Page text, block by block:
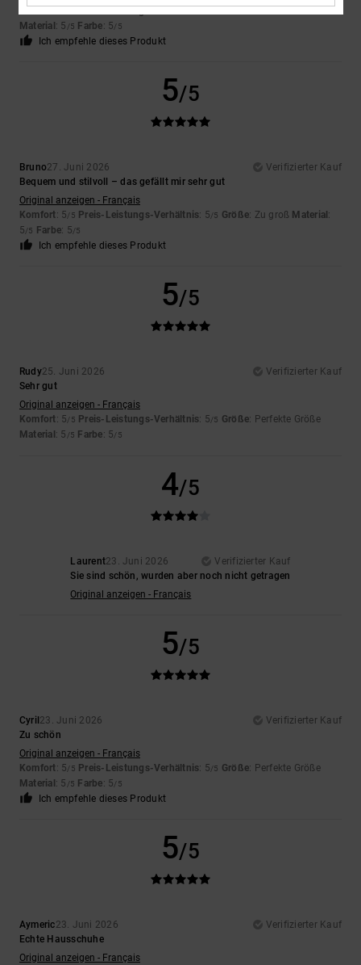
Material : 5 /5 Farbe: 5/5
Ich empfehle dieses Produkt
5/5
Bruno27. Juni 2026
Verifizierter Kauf
Bequem und stilvoll – das gefällt mir sehr gut
Original anzeigen - Français
Komfort: 5/5 Preis-Leistungs-Verhältnis: 5/5 Größe: Zu groß Material :
5/5 Farbe: 5/5
Ich empfehle dieses Produkt
5/5
Rudy25. Juni 2026
Verifizierter Kauf
Sehr gut
Original anzeigen - Français
Komfort: 5/5 Preis-Leistungs-Verhältnis: 5/5 Größe: Perfekte Größe
Material : 5 /5 Farbe: 5/5
4/5
Laurent23. Juni 2026
Verifizierter Kauf
Sie sind schön, wurden aber noch nicht getragen
Original anzeigen - Français
5/5
Cyril 23. Juni 2026
Verifizierter Kauf
Zu schön
Original anzeigen - Français
Komfort: 5/5 Preis-Leistungs-Verhältnis: 5/5 Größe: Perfekte Größe
Material : 5 /5 Farbe: 5/5
Ich empfehle dieses Produkt
5/5
Aymeric23. Juni 2026
Verifizierter Kauf
Echte Hausschuhe
Original anzeigen - Français